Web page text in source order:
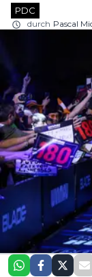
PDC
durch Pascal